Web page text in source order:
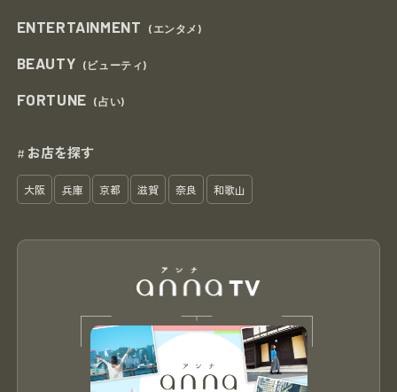
ENTERTAINMENT (エンタメ)
BEAUTY (ビューティ)
FORTUNE (占い)
# お店を探す
大阪 兵庫 京都 滋賀 奈良 和歌山